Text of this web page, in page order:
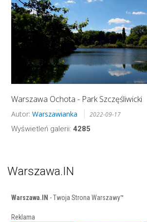
Warszawa Ochota - Park Szczęśliwicki
Autor: Warszawianka 2022-09-17
Wyświetleń galerii: 4285
Warszawa.IN
Warszawa.IN - Twoja Strona Warszawy™
Reklama